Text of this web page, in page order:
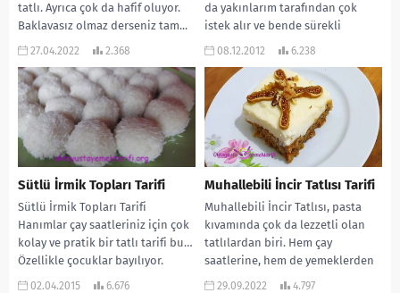
tatlı. Ayrıca çok da hafif oluyor.
Baklavasız olmaz derseniz tam...
27.04.2022 2.368
da yakınlarım tarafından çok
istek alır ve bende sürekli
yaparım....
08.12.2012 6.238
Sütlü İrmik Topları Tarifi
Sütlü İrmik Topları Tarifi
Hanımlar çay saatleriniz için çok
kolay ve pratik bir tatlı tarifi bu…
Özellikle çocuklar bayılıyor.
Hanımlar...
02.04.2015 6.676
Muhallebili İncir Tatlısı Tarifi
Muhallebili İncir Tatlısı, pasta
kıvamında çok da lezzetli olan
tatlılardan biri. Hem çay
saatlerine, hem de yemeklerden
sonraya çok yakışıyor....
29.09.2022 4.797